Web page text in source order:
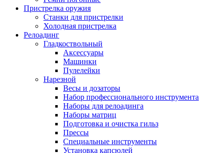
Пристрелка оружия
Станки для пристрелки
Холодная пристрелка
Релоадинг
Гладкоствольный
Аксессуары
Машинки
Пулелейки
Нарезной
Весы и дозаторы
Набор профессионального инструмента
Наборы для релоадинга
Наборы матриц
Подготовка и очистка гильз
Прессы
Специальные инструменты
Установка капсюлей